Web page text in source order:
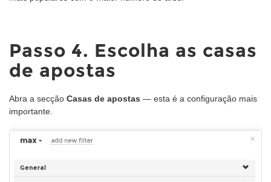
Passo 4. Escolha as casas
de apostas
Abra a secção Casas de apostas — esta é a configuração mais
importante.